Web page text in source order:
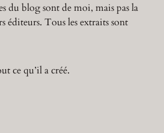
du blog sont de moi, mais pas la
éditeurs. Tous les extraits sont
ce qu’il a créé.